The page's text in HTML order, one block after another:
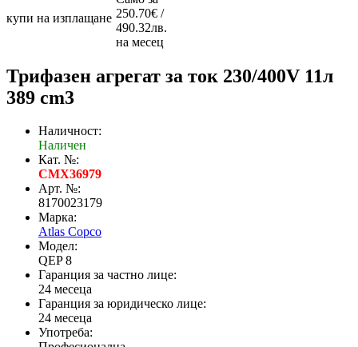
купи на изплащане 250.70€ /
490.32лв.
на месец
Трифазен агрегат за ток 230/400V 11л
389 cm3
Наличност:
Наличен
Кат. №:
CMX36979
Арт. №:
8170023179
Марка:
Atlas Copco
Модел:
QEP 8
Гаранция за частно лице:
24 месеца
Гаранция за юридическо лице:
24 месеца
Употреба: